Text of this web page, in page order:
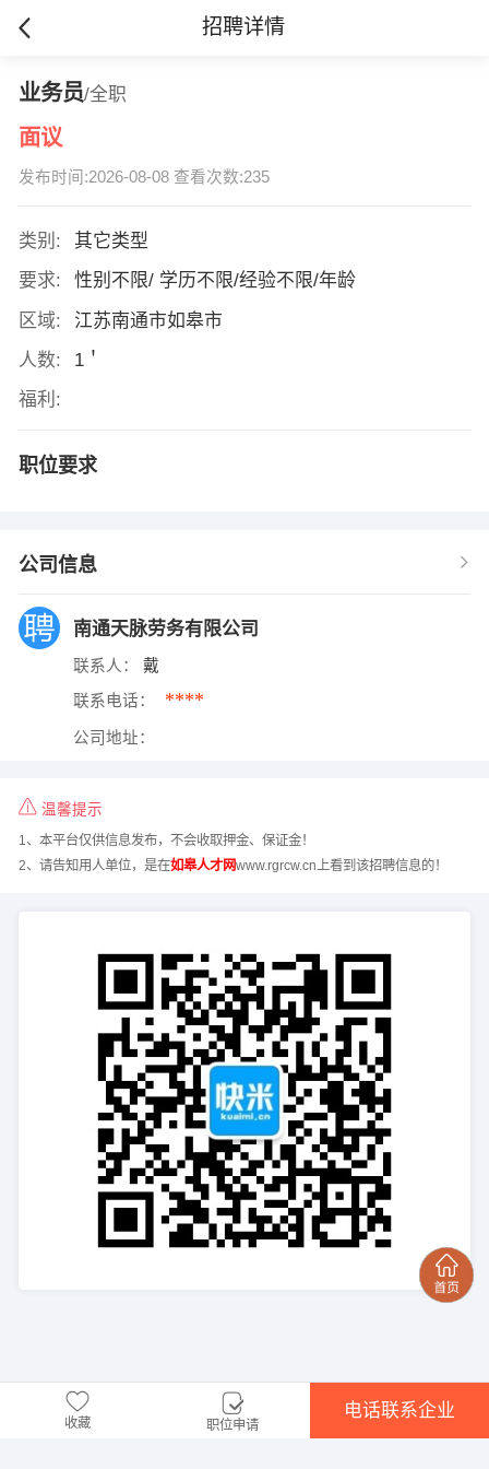
招聘详情
业务员/全职
面议
发布时间:2026-08-08 查看次数:235
类别:
其它类型
要求:
性别不限/ 学历不限/经验不限/年龄
区域:
江苏南通市如皋市
人数:
1＇
福利:
职位要求
公司信息
南通天脉劳务有限公司
联系人： 戴
联系电话： ****
公司地址：
温馨提示
1、本平台仅供信息发布，不会收取押金、保证金！
2、请告知用人单位，是在如皋人才网www.rgrcw.cn上看到该招聘信息的！
收藏 职位申请
电话联系企业